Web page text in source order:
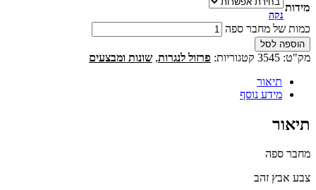
מידות
נקה
כמות של מחבר ספה
הוספה לסל
מק"ט: 3545 קטגוריות: פרזול לנגרות, שונות ומבצעים
תיאור
מידע נוסף
תיאור
מחבר ספה
צבע אבץ זהב